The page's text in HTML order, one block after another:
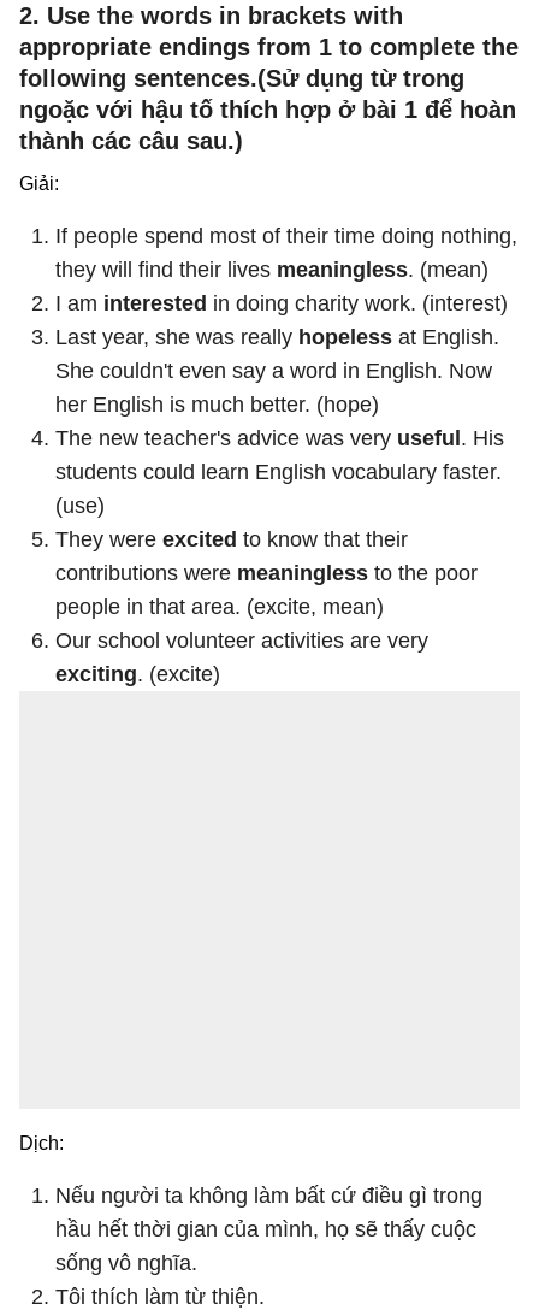
2. Use the words in brackets with
appropriate endings from 1 to complete the
following sentences.(Sử dụng từ trong
ngoặc với hậu tố thích hợp ở bài 1 để hoàn
thành các câu sau.)
Giải:
If people spend most of their time doing nothing,
they will find their lives meaningless. (mean)
I am interested in doing charity work. (interest)
Last year, she was really hopeless at English.
She couldn't even say a word in English. Now
her English is much better. (hope)
The new teacher's advice was very useful. His
students could learn English vocabulary faster.
(use)
They were excited to know that their
contributions were meaningless to the poor
people in that area. (excite, mean)
Our school volunteer activities are very
exciting. (excite)
Dịch:
Nếu người ta không làm bất cứ điều gì trong
hầu hết thời gian của mình, họ sẽ thấy cuộc
sống vô nghĩa.
Tôi thích làm từ thiện.